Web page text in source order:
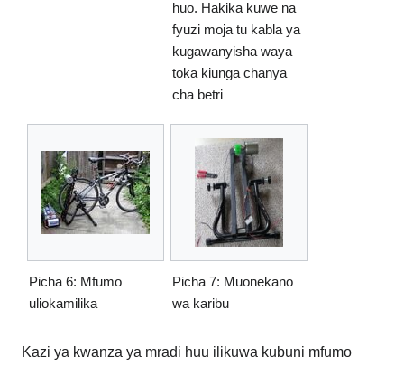
huo. Hakika kuwe na
fyuzi moja tu kabla ya
kugawanyisha waya
toka kiunga chanya
cha betri
Picha 6: Mfumo
uliokamilika
Picha 7: Muonekano
wa karibu
Kazi ya kwanza ya mradi huu ilikuwa kubuni mfumo